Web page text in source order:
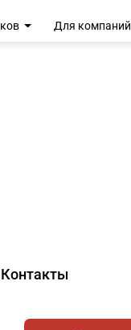
Для компаний
Контакты